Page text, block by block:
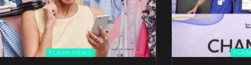
FLASH NEWS